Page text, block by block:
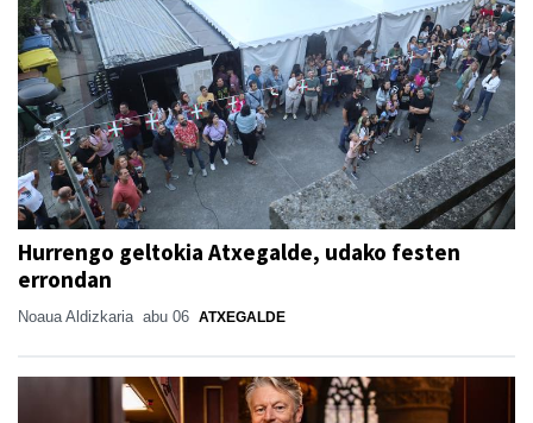
Hurrengo geltokia Atxegalde, udako festen
errondan
Noaua Aldizkaria abu 06 ATXEGALDE